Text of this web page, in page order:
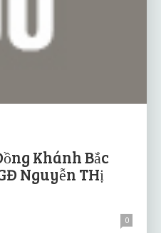
Khánh Bắc
Nguyễn THị
0